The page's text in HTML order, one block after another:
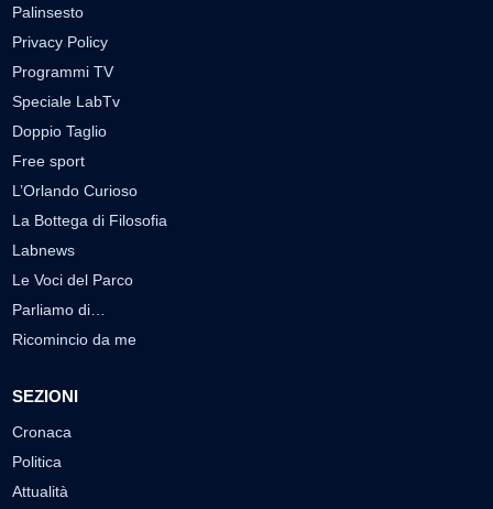
Palinsesto
Privacy Policy
Programmi TV
Speciale LabTv
Doppio Taglio
Free sport
L’Orlando Curioso
La Bottega di Filosofia
Labnews
Le Voci del Parco
Parliamo di…
Ricomincio da me
SEZIONI
Cronaca
Politica
Attualità